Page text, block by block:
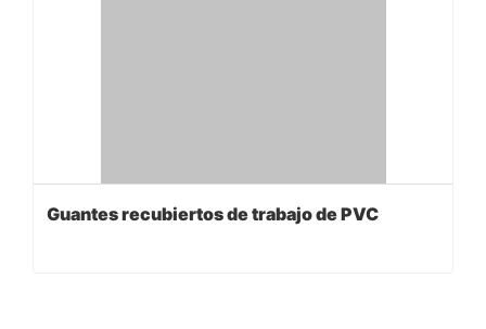
Guantes recubiertos de trabajo de PVC